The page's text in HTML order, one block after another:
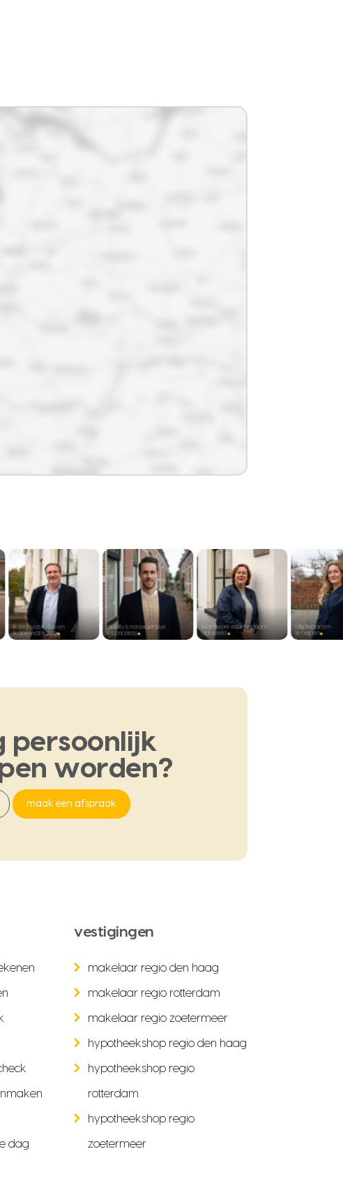
persoonlijk
worden?
maak een afspraak
dag
vestigingen
makelaar regio den haag
makelaar regio rotterdam
makelaar regio zoetermeer
hypotheekshop regio den haag
hypotheekshop regio
rotterdam
hypotheekshop regio
zoetermeer